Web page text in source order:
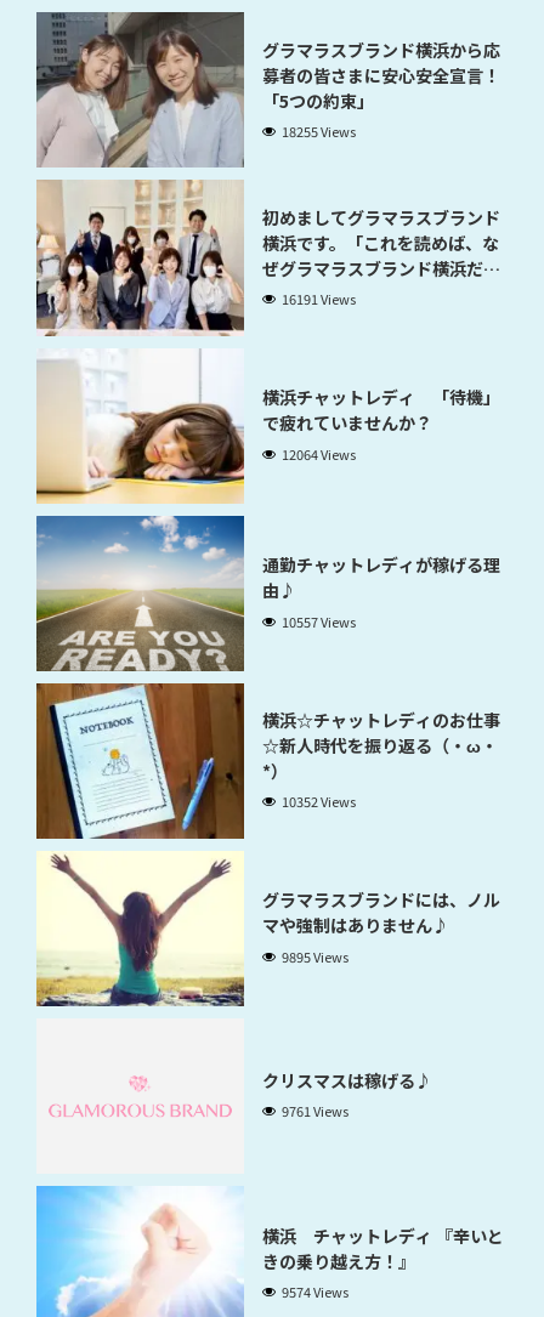
グラマラスブランド横浜から応
募者の皆さまに安心安全宣言！
「5つの約束」
18255 Views
初めましてグラマラスブランド
横浜です。「これを読めば、な
ぜグラマラスブランド横浜だと
稼げるのかが分かります」
16191 Views
横浜チャットレディ 「待機」
で疲れていませんか？
12064 Views
通勤チャットレディが稼げる理
由♪
10557 Views
横浜☆チャットレディのお仕事
☆新人時代を振り返る（・ω・
*）
10352 Views
グラマラスブランドには、ノル
マや強制はありません♪
9895 Views
クリスマスは稼げる♪
9761 Views
横浜 チャットレディ 『辛いと
きの乗り越え方！』
9574 Views